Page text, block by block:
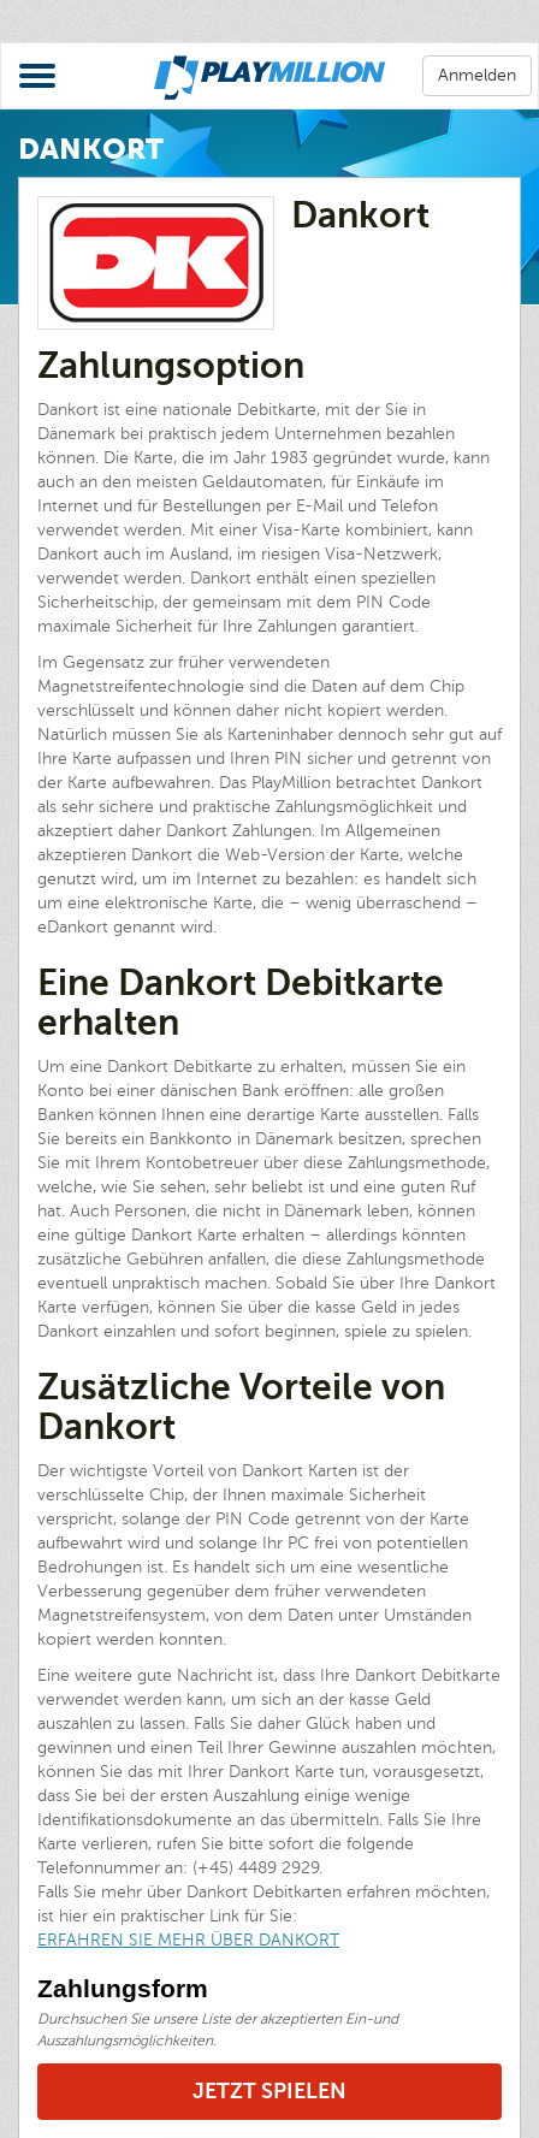
Anmelden
DANKORT
Dankort
Zahlungsoption
Dankort ist eine nationale Debitkarte, mit der Sie in
Dänemark bei praktisch jedem Unternehmen bezahlen
können. Die Karte, die im Jahr 1983 gegründet wurde, kann
auch an den meisten Geldautomaten, für Einkäufe im
Internet und für Bestellungen per E-Mail und Telefon
verwendet werden. Mit einer Visa-Karte kombiniert, kann
Dankort auch im Ausland, im riesigen Visa-Netzwerk,
verwendet werden. Dankort enthält einen speziellen
Sicherheitschip, der gemeinsam mit dem PIN Code
maximale Sicherheit für Ihre Zahlungen garantiert.
Im Gegensatz zur früher verwendeten
Magnetstreifentechnologie sind die Daten auf dem Chip
verschlüsselt und können daher nicht kopiert werden.
Natürlich müssen Sie als Karteninhaber dennoch sehr gut auf
Ihre Karte aufpassen und Ihren PIN sicher und getrennt von
der Karte aufbewahren. Das PlayMillion betrachtet Dankort
als sehr sichere und praktische Zahlungsmöglichkeit und
akzeptiert daher Dankort Zahlungen. Im Allgemeinen
akzeptieren Dankort die Web-Version der Karte, welche
genutzt wird, um im Internet zu bezahlen: es handelt sich
um eine elektronische Karte, die – wenig überraschend –
eDankort genannt wird.
Eine Dankort Debitkarte
erhalten
Um eine Dankort Debitkarte zu erhalten, müssen Sie ein
Konto bei einer dänischen Bank eröffnen: alle großen
Banken können Ihnen eine derartige Karte ausstellen. Falls
Sie bereits ein Bankkonto in Dänemark besitzen, sprechen
Sie mit Ihrem Kontobetreuer über diese Zahlungsmethode,
welche, wie Sie sehen, sehr beliebt ist und eine guten Ruf
hat. Auch Personen, die nicht in Dänemark leben, können
eine gültige Dankort Karte erhalten – allerdings könnten
zusätzliche Gebühren anfallen, die diese Zahlungsmethode
eventuell unpraktisch machen. Sobald Sie über Ihre Dankort
Karte verfügen, können Sie über die kasse Geld in jedes
Dankort einzahlen und sofort beginnen, spiele zu spielen.
Zusätzliche Vorteile von
Dankort
Der wichtigste Vorteil von Dankort Karten ist der
verschlüsselte Chip, der Ihnen maximale Sicherheit
verspricht, solange der PIN Code getrennt von der Karte
aufbewahrt wird und solange Ihr PC frei von potentiellen
Bedrohungen ist. Es handelt sich um eine wesentliche
Verbesserung gegenüber dem früher verwendeten
Magnetstreifensystem, von dem Daten unter Umständen
kopiert werden konnten.
Eine weitere gute Nachricht ist, dass Ihre Dankort Debitkarte
verwendet werden kann, um sich an der kasse Geld
auszahlen zu lassen. Falls Sie daher Glück haben und
gewinnen und einen Teil Ihrer Gewinne auszahlen möchten,
können Sie das mit Ihrer Dankort Karte tun, vorausgesetzt,
dass Sie bei der ersten Auszahlung einige wenige
Identifikationsdokumente an das übermitteln. Falls Sie Ihre
Karte verlieren, rufen Sie bitte sofort die folgende
Telefonnummer an: (+45) 4489 2929.
Falls Sie mehr über Dankort Debitkarten erfahren möchten,
ist hier ein praktischer Link für Sie:
ERFAHREN SIE MEHR ÜBER DANKORT
Zahlungsform
Durchsuchen Sie unsere Liste der akzeptierten Ein-und
Auszahlungsmöglichkeiten.
JETZT SPIELEN